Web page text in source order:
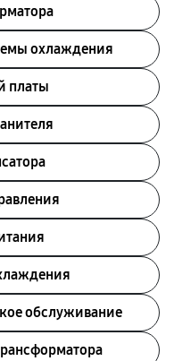
охлаждения
платы
обслуживание